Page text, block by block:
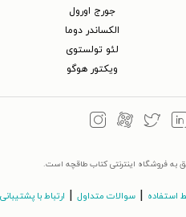
جورج اورول
الکساندر دوما
لئو تولستوی
ویکتور هوگو
فروشگاه اینترنتی کتاب طاقچه است.
استفاده سوالات متداول ارتباط با پشتیبانی